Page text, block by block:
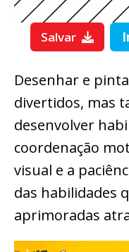
Salvar
Desenhar e
divertidos, mas
desenvolver
coordenação
visual e a
das habilidades
aprimoradas